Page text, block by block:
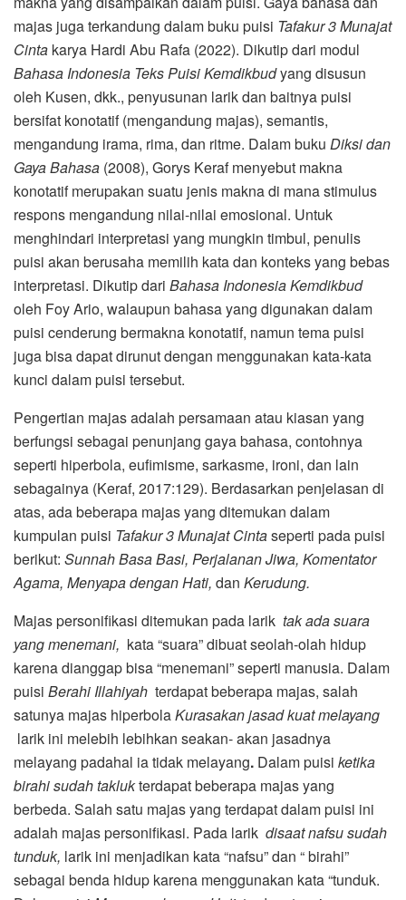
majas juga terkandung dalam buku puisi Tafakur 3 Munajat
Cinta karya Hardi Abu Rafa (2022). Dikutip dari modul
Bahasa Indonesia Teks Puisi Kemdikbudyang disusun
oleh Kusen, dkk., penyusunan larik dan baitnya puisi
bersifat konotatif (mengandung majas), semantis,
mengandung irama, rima, dan ritme. Dalam buku Diksi dan
Gaya Bahasa (2008), Gorys Keraf menyebut makna
konotatif merupakan suatu jenis makna di mana stimulus
respons mengandung nilai-nilai emosional. Untuk
menghindari interpretasi yang mungkin timbul, penulis
puisi akan berusaha memilih kata dan konteks yang bebas
interpretasi. Dikutip dari Bahasa Indonesia Kemdikbud
oleh Foy Ario, walaupun bahasa yang digunakan dalam
puisi cenderung bermakna konotatif, namun tema puisi
juga bisa dapat dirunut dengan menggunakan kata-kata
kunci dalam puisi tersebut.
Pengertian majas adalah persamaan atau kiasan yang
berfungsi sebagai penunjang gaya bahasa, contohnya
seperti hiperbola, eufimisme, sarkasme, ironi, dan lain
sebagainya (Keraf, 2017:129). Berdasarkan penjelasan di
atas, ada beberapa majas yang ditemukan dalam
kumpulan puisi Tafakur 3 Munajat Cintaseperti pada puisi
berikut: Sunnah Basa Basi, Perjalanan Jiwa, Komentator
Agama, Menyapa denganHati, dan Kerudung.
Majas personifikasi ditemukan pada larik tak ada suara
yang menemani, kata “suara” dibuat seolah-olah hidup
karena dianggap bisa “menemani” seperti manusia. Dalam
puisi Berahi Illahiyah terdapat beberapa majas, salah
satunya majas hiperbolaKurasakan jasad kuat melayang
larik ini melebih lebihkan seakan- akan jasadnya
melayang padahal ia tidak melayang. Dalam puisi ketika
birahi sudah taklukterdapat beberapa majas yang
berbeda. Salah satu majas yang terdapat dalam puisi ini
adalah majas personifikasi. Pada larik disaat nafsu sudah
tunduk, larik ini menjadikan kata “nafsu” dan “ birahi”
sebagai benda hidup karena menggunakan kata “tunduk.